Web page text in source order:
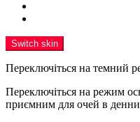
Switch skin
Переключіться на темний
Переключіться на режим
приємним для очей в